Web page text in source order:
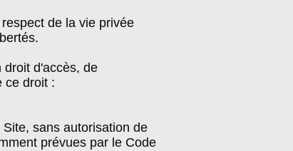
de la vie privée
droit d'accès, de
ce droit :
, sans autorisation de
prévues par le Code